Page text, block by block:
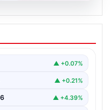
gibi patladı,
yandı
▲ +0.07%
▲ +0.21%
▲ +4.39%